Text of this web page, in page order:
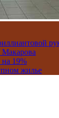
Макарова
на 19%
жилье